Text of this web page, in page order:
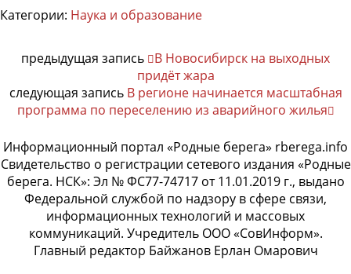
Категории: Наука и образование
предыдущая запись
В Новосибирск на выходных
придёт жара
следующая запись В регионе начинается масштабная
программа по переселению из аварийного жилья
Информационный портал «Родные берега» rberega.info
Свидетельство о регистрации сетевого издания «Родные
берега. НСК»: Эл № ФС77-74717 от 11.01.2019 г., выдано
Федеральной службой по надзору в сфере связи,
информационных технологий и массовых
коммуникаций. Учредитель ООО «СовИнформ».
Главный редактор Байжанов Ерлан Омарович